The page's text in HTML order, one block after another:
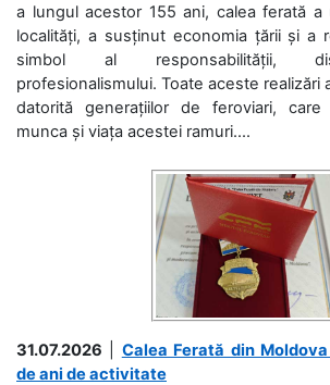
a lungul acestor 155 ani, calea ferată a
localități, a susținut economia țării și a
simbol al responsabilității,
profesionalismului. Toate aceste realizări
datorită generațiilor de feroviari,
munca și viața acestei ramuri....
31.07.2026
Calea Ferată din
de ani de activitate